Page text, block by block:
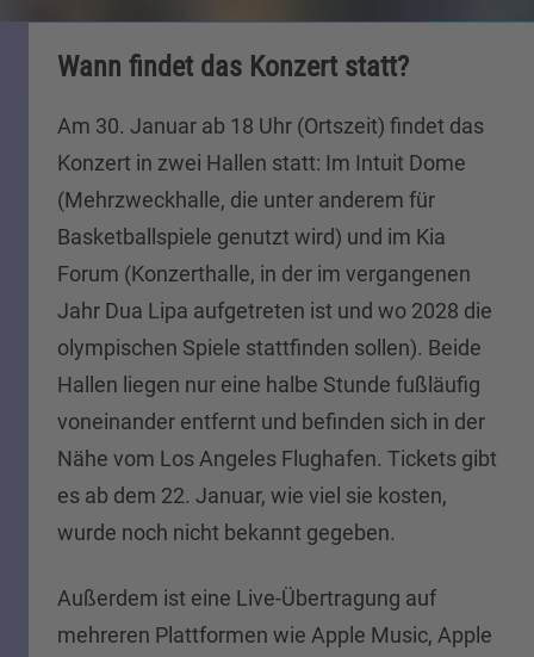
Wann findet das Konzert statt?
Am 30. Januar ab 18 Uhr (Ortszeit) findet das
Konzert in zwei Hallen statt: Im Intuit Dome
(Mehrzweckhalle, die unter anderem für
Basketballspiele genutzt wird) und im Kia
Forum (Konzerthalle, in der im vergangenen
Jahr Dua Lipa aufgetreten ist und wo 2028 die
olympischen Spiele stattfinden sollen). Beide
Hallen liegen nur eine halbe Stunde fußläufig
voneinander entfernt und befinden sich in der
Nähe vom Los Angeles Flughafen. Tickets gibt
es ab dem 22. Januar, wie viel sie kosten,
wurde noch nicht bekannt gegeben.
Außerdem ist eine Live-Übertragung auf
mehreren Plattformen wie Apple Music, Apple